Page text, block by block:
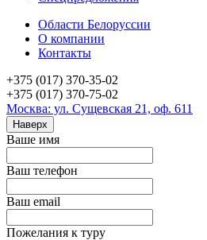
Области Белоруссии
О компании
Контакты
+375 (017) 370-35-02
+375 (017) 370-75-02
Москва: ул. Сущевская 21, оф. 611
Наверх
Ваше имя
Ваш телефон
Ваш email
Пожелания к туру